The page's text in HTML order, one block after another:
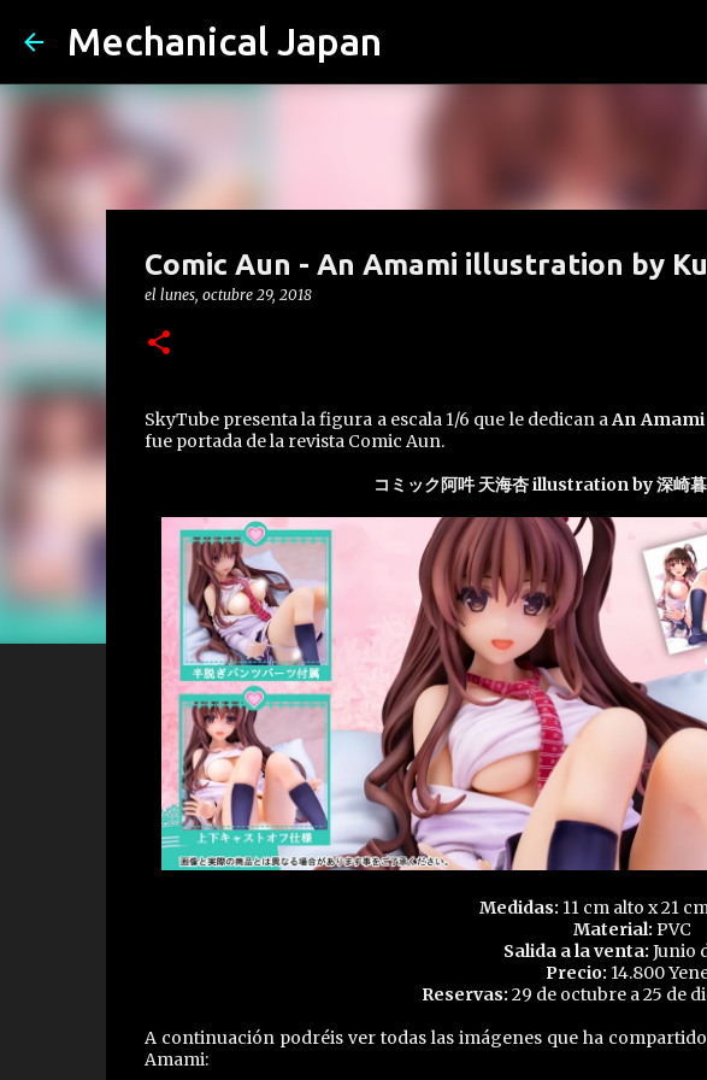
Mechanical Japan
Comic Aun - An Amami illustration by
el lunes, octubre 29, 2018
SkyTube presenta la figura a escala 1/6 que le dedican aAn Amami
fue portada de la revista Comic Aun.
コミック阿吽 天海杏 illustration by 深崎
Medidas: 11 cm alto x 21
Material: PVC
Salida a la venta: Junio
Precio: 14.800
Reservas: 29 de octubre a 25 de
A continuación podréis ver todas las imágenes que ha
Amami: